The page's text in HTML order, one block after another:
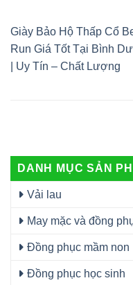
Giày Bảo Hộ Thấp Cổ
Run Giá Tốt Tại Bình
| Uy Tín – Chất Lượng
DANH MỤC SẢN
Vải lau
May mặc và đồng
Đồng phục mầm non
Đồng phục học sinh